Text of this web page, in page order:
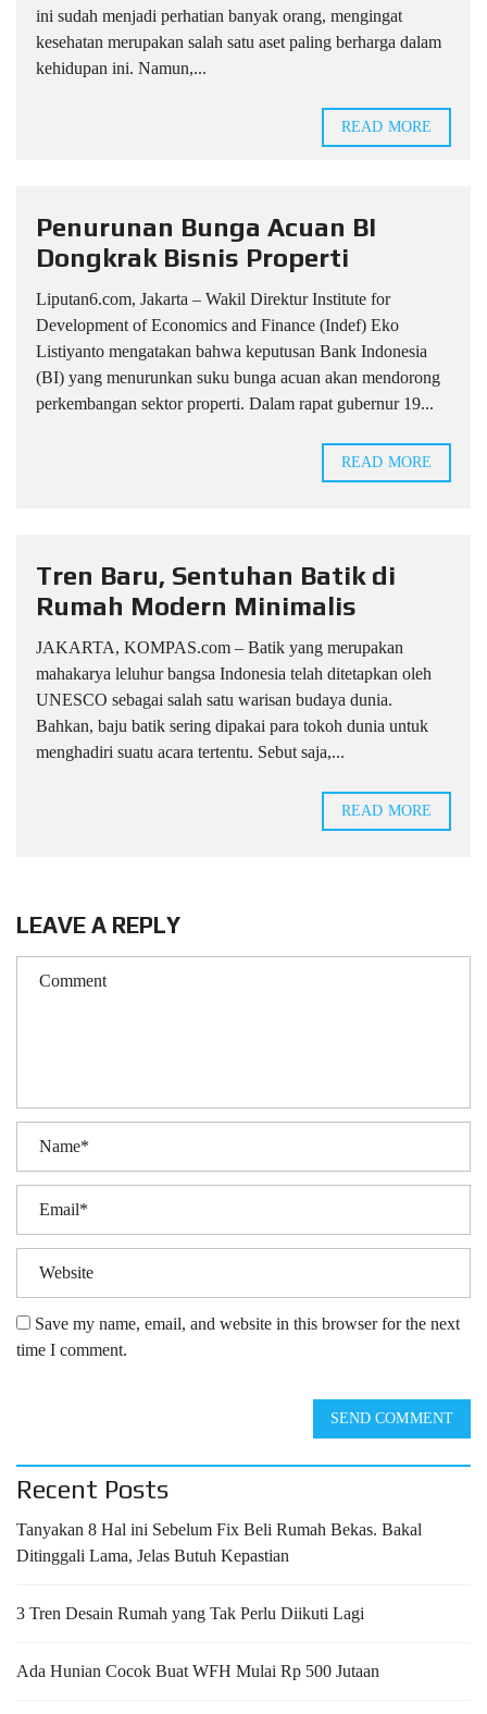
ini sudah menjadi perhatian banyak orang, mengingat
kesehatan merupakan salah satu aset paling berharga dalam
kehidupan ini. Namun,...
READ MORE
Penurunan Bunga Acuan BI
Dongkrak Bisnis Properti
Liputan6.com, Jakarta – Wakil Direktur Institute for
Development of Economics and Finance (Indef) Eko
Listiyanto mengatakan bahwa keputusan Bank Indonesia
(BI) yang menurunkan suku bunga acuan akan mendorong
perkembangan sektor properti. Dalam rapat gubernur 19...
READ MORE
Tren Baru, Sentuhan Batik di
Rumah Modern Minimalis
JAKARTA, KOMPAS.com – Batik yang merupakan
mahakarya leluhur bangsa Indonesia telah ditetapkan oleh
UNESCO sebagai salah satu warisan budaya dunia.
Bahkan, baju batik sering dipakai para tokoh dunia untuk
menghadiri suatu acara tertentu. Sebut saja,...
READ MORE
LEAVE A REPLY
Save my name, email, and website in this browser for the next
time I comment.
SEND COMMENT
Recent Posts
Tanyakan 8 Hal ini Sebelum Fix Beli Rumah Bekas. Bakal
Ditinggali Lama, Jelas Butuh Kepastian
3 Tren Desain Rumah yang Tak Perlu Diikuti Lagi
Ada Hunian Cocok Buat WFH Mulai Rp 500 Jutaan